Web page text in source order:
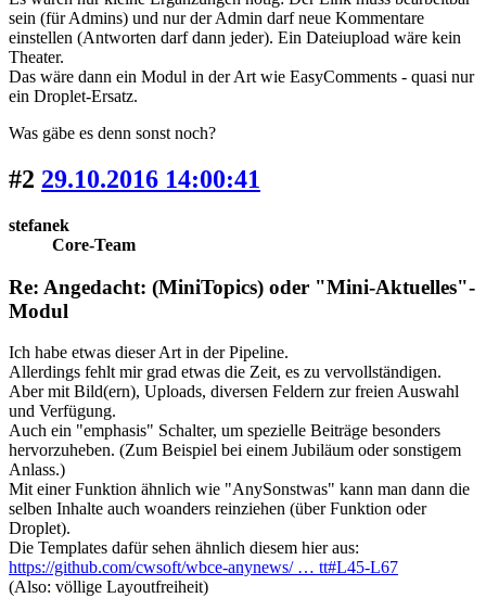
sein (für Admins) und nur der Admin darf neue Kommentare
einstellen (Antworten darf dann jeder). Ein Dateiupload wäre kein
Theater.
Das wäre dann ein Modul in der Art wie EasyComments - quasi nur
ein Droplet-Ersatz.
Was gäbe es denn sonst noch?
#2 29.10.2016 14:00:41
stefanek
Core-Team
Re: Angedacht: (MiniTopics) oder "Mini-Aktuelles"-
Modul
Ich habe etwas dieser Art in der Pipeline.
Allerdings fehlt mir grad etwas die Zeit, es zu vervollständigen.
Aber mit Bild(ern), Uploads, diversen Feldern zur freien Auswahl
und Verfügung.
Auch ein "emphasis" Schalter, um spezielle Beiträge besonders
hervorzuheben. (Zum Beispiel bei einem Jubiläum oder sonstigem
Anlass.)
Mit einer Funktion ähnlich wie "AnySonstwas" kann man dann die
selben Inhalte auch woanders reinziehen (über Funktion oder
Droplet).
Die Templates dafür sehen ähnlich diesem hier aus:
https://github.com/cwsoft/wbce-anynews/ … tt#L45-L67
(Also: völlige Layoutfreiheit)